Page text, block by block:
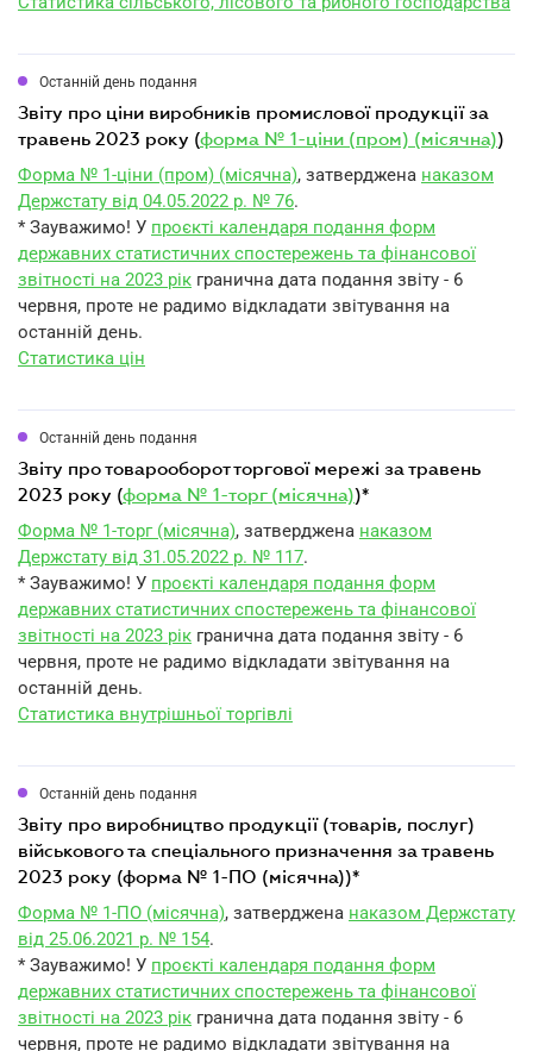
Останній день подання
звіту про ціни виробників промислової продукції за
травень 2023 року (форма № 1-ціни (пром) (місячна))
Форма № 1-ціни (пром) (місячна), затверджена наказом
Держстату від 04.05.2022 р. № 76.
* Зауважимо! У проєкті календаря подання форм
державних статистичних спостережень та фінансової
звітності на 2023 рік гранична дата подання звіту - 6
червня, проте не радимо відкладати звітування на
останній день.
Статистика цін
Останній день подання
звіту про товарооборот торгової мережі за травень
2023 року (форма № 1-торг (місячна))*
Форма № 1-торг (місячна), затверджена наказом
Держстату від 31.05.2022 р. № 117.
* Зауважимо! У проєкті календаря подання форм
державних статистичних спостережень та фінансової
звітності на 2023 рік гранична дата подання звіту - 6
червня, проте не радимо відкладати звітування на
останній день.
Статистика внутрішньої торгівлі
Останній день подання
звіту про виробництво продукції (товарів, послуг)
військового та спеціального призначення за травень
2023 року (форма № 1-ПО (місячна))*
Форма № 1-ПО (місячна), затверджена наказом Держстату
від 25.06.2021 р. № 154.
* Зауважимо! У проєкті календаря подання форм
державних статистичних спостережень та фінансової
звітності на 2023 рік гранична дата подання звіту - 6
червня, проте не радимо відкладати звітування на